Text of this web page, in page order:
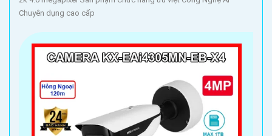
Chuyên dụng cao cấp